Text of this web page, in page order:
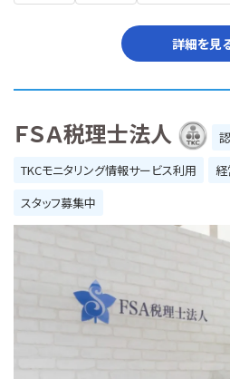
詳細を見
ＦＳＡ税理士法人
TKCモニタリング情報サービス利用
スタッフ募集中